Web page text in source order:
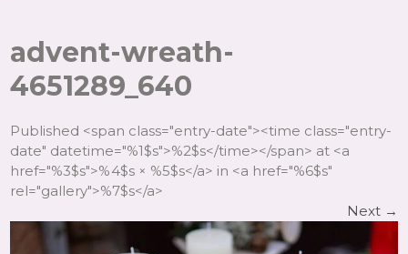
advent-wreath-
4651289_640
Published <span class="entry-date"><time class="entry-
date" datetime="%1$s">%2$s</time></span> at <a
href="%3$s">%4$s × %5$s</a> in <a href="%6$s"
rel="gallery">%7$s</a>
Next →